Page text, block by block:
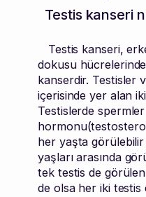
Testis kanseri
Testis kanseri,
dokusu
kanserdir. Testisler
içerisinde yer alan
Testislerde
her yaşta görülebilir
yaşları arasında
tek testis de
de olsa her iki testis